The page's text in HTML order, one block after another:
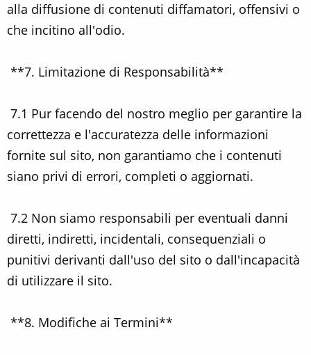
alla diffusione di contenuti diffamatori, offensivi o
che incitino all'odio.
**7. Limitazione di Responsabilità**
7.1 Pur facendo del nostro meglio per garantire la
correttezza e l'accuratezza delle informazioni
fornite sul sito, non garantiamo che i contenuti
siano privi di errori, completi o aggiornati.
7.2 Non siamo responsabili per eventuali danni
diretti, indiretti, incidentali, consequenziali o
punitivi derivanti dall'uso del sito o dall'incapacità
di utilizzare il sito.
**8. Modifiche ai Termini**